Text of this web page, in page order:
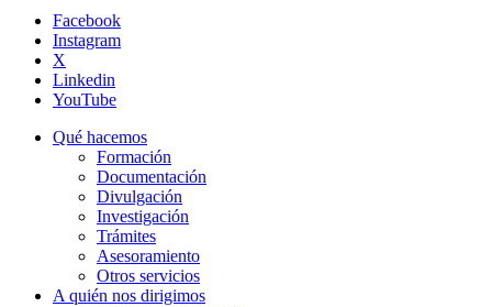
Facebook
Instagram
X
Linkedin
YouTube
Qué hacemos
Formación
Documentación
Divulgación
Investigación
Trámites
Asesoramiento
Otros servicios
A quién nos dirigimos